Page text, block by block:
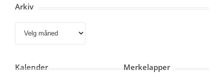
Arkiv
Kalender Merkelapper